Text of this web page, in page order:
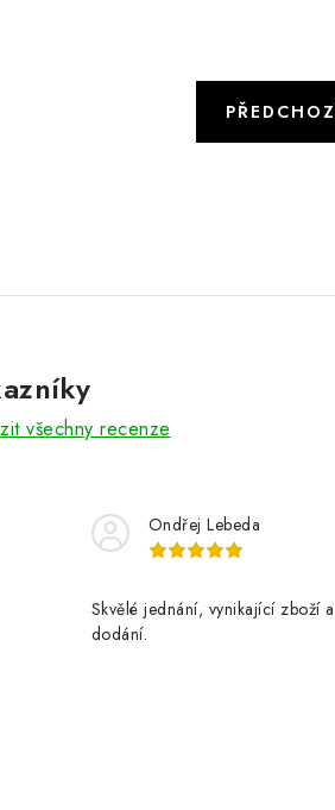
všechny recenze
Ondřej Lebeda
Skvělé jednání, vynikající zboží
dodání.